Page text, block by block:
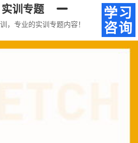
实训专题
，专业的实训专题内容！